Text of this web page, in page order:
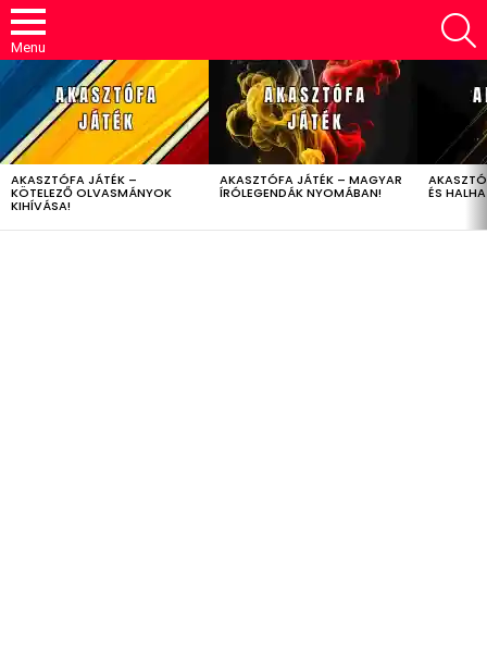
Menu
LATEST
STORIES
AKASZTÓFA JÁTÉK –
KÖTELEZŐ OLVASMÁNYOK
KIHÍVÁSA!
AKASZTÓFA JÁTÉK – MAGYAR
ÍRÓLEGENDÁK NYOMÁBAN! ÉS